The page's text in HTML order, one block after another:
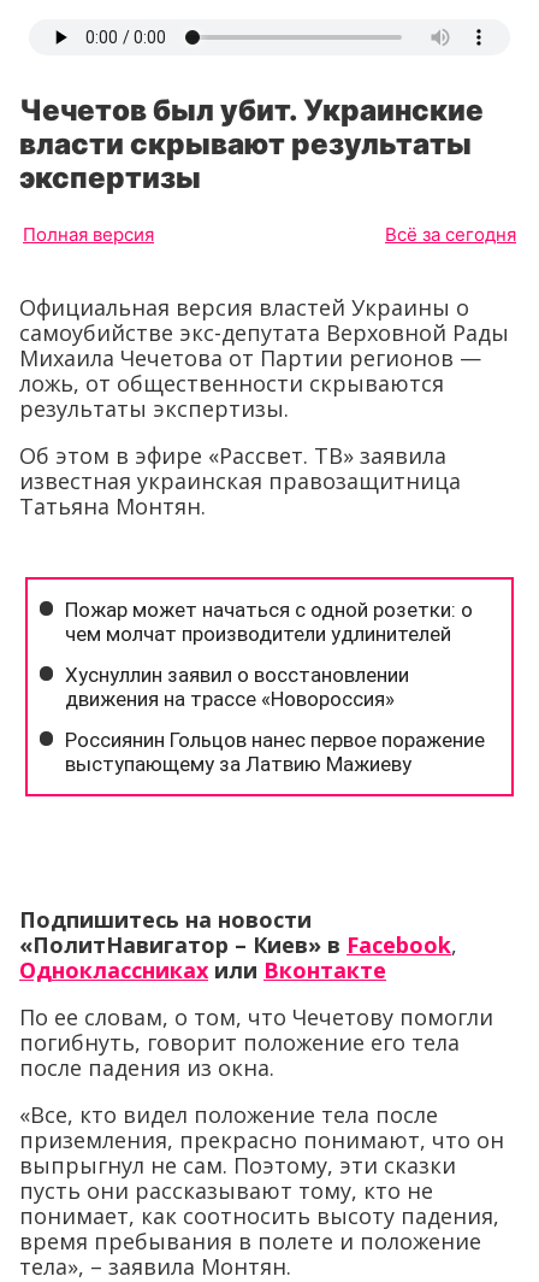
Чечетов был убит. Украинские
власти скрывают результаты
экспертизы
Полная версия Всё за сегодня
Официальная версия властей Украины о
самоубийстве экс-депутата Верховной Рады
Михаила Чечетова от Партии регионов —
ложь, от общественности скрываются
результаты экспертизы.
Об этом в эфире «Рассвет. ТВ» заявила
известная украинская правозащитница
Татьяна Монтян.
Подпишитесь на новости
«ПолитНавигатор – Киев» в Facebook,
Одноклассниках или Вконтакте
По ее словам, о том, что Чечетову помогли
погибнуть, говорит положение его тела
после падения из окна.
«Все, кто видел положение тела после
приземления, прекрасно понимают, что он
выпрыгнул не сам. Поэтому, эти сказки
пусть они рассказывают тому, кто не
понимает, как соотносить высоту падения,
время пребывания в полете и положение
тела», – заявила Монтян.